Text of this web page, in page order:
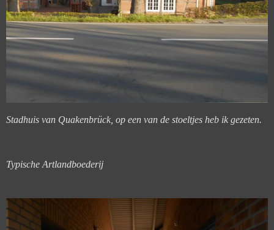
Stadhuis van Quakenbrück, op een van de stoeltjes heb ik gezeten.
Typische Artlandboederij